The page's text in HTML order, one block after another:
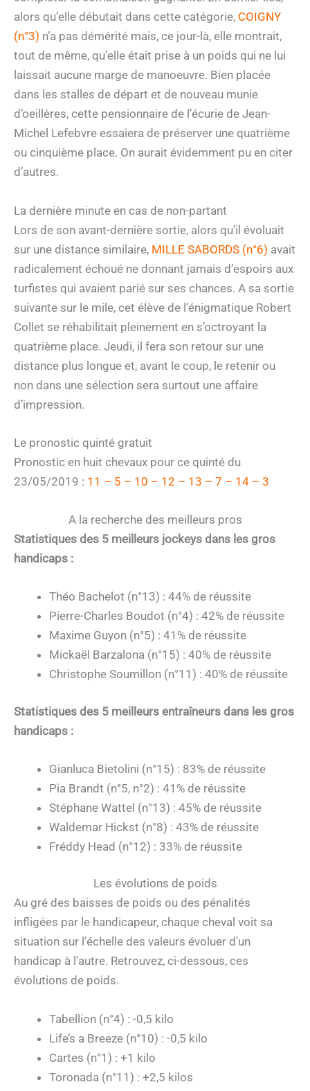
alors qu’elle débutait dans cette catégorie, COIGNY
(n°3) n’a pas démérité mais, ce jour-là, elle montrait,
tout de même, qu’elle était prise à un poids qui ne lui
laissait aucune marge de manoeuvre. Bien placée
dans les stalles de départ et de nouveau munie
d’oeillères, cette pensionnaire de l’écurie de Jean-
Michel Lefebvre essaiera de préserver une quatrième
ou cinquième place. On aurait évidemment pu en citer
d’autres.
La dernière minute en cas de non-partant
Lors de son avant-dernière sortie, alors qu’il évoluait
sur une distance similaire, MILLE SABORDS (n°6) avait
radicalement échoué ne donnant jamais d’espoirs aux
turfistes qui avaient parié sur ses chances. A sa sortie
suivante sur le mile, cet élève de l’énigmatique Robert
Collet se réhabilitait pleinement en s’octroyant la
quatrième place. Jeudi, il fera son retour sur une
distance plus longue et, avant le coup, le retenir ou
non dans une sélection sera surtout une affaire
d’impression.
Le pronostic quinté gratuit
Pronostic en huit chevaux pour ce quinté du
23/05/2019 : 11 – 5 – 10 – 12 – 13 – 7 – 14 – 3
A la recherche des meilleurs pros
Statistiques des 5 meilleurs jockeys dans les gros
handicaps :
Théo Bachelot (n°13) : 44% de réussite
Pierre-Charles Boudot (n°4) : 42% de réussite
Maxime Guyon (n°5) : 41% de réussite
Mickaël Barzalona (n°15) : 40% de réussite
Christophe Soumillon (n°11) : 40% de réussite
Statistiques des 5 meilleurs entraîneurs dans les gros
handicaps :
Gianluca Bietolini (n°15) : 83% de réussite
Pia Brandt (n°5, n°2) : 41% de réussite
Stéphane Wattel (n°13) : 45% de réussite
Waldemar Hickst (n°8) : 43% de réussite
Fréddy Head (n°12) : 33% de réussite
Les évolutions de poids
Au gré des baisses de poids ou des pénalités
infligées par le handicapeur, chaque cheval voit sa
situation sur l’échelle des valeurs évoluer d’un
handicap à l’autre. Retrouvez, ci-dessous, ces
évolutions de poids.
Tabellion (n°4) : -0,5 kilo
Life’s a Breeze (n°10) : -0,5 kilo
Cartes (n°1) : +1 kilo
Toronada (n°11) : +2,5 kilos